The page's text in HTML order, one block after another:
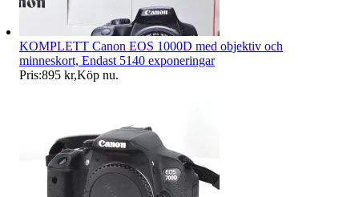
KOMPLETT Canon EOS 1000D med objektiv och
minneskort, Endast 5140 exponeringar
Pris:895 kr,Köp nu.